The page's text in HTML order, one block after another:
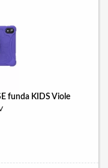
funda KIDS Viole